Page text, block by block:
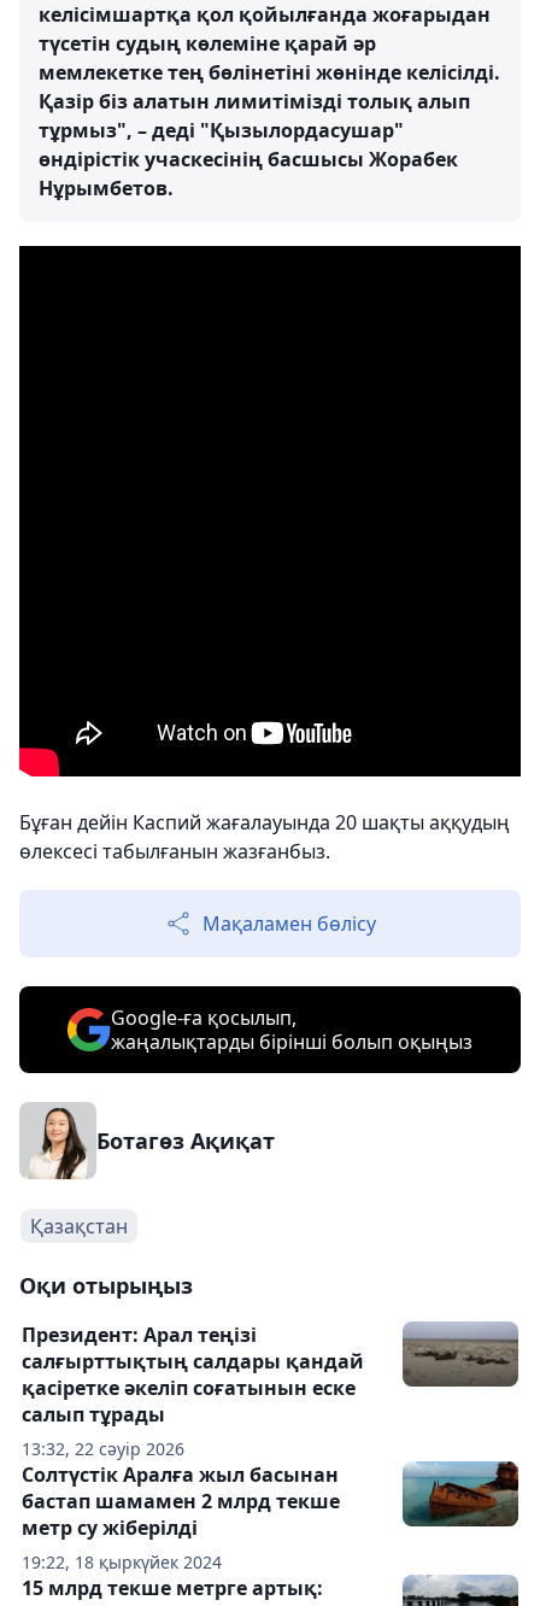
келісімшартқа қол қойылғанда жоғарыдан
түсетін судың көлеміне қарай әр
мемлекетке тең бөлінетіні жөнінде келісілді.
Қазір біз алатын лимитімізді толық алып
тұрмыз", – деді "Қызылордасушар"
өндірістік учаскесінің басшысы Жорабек
Нұрымбетов.
Бұған дейін Каспий жағалауында 20 шақты аққудың
өлексесі табылғанын жазғанбыз.
Мақаламен бөлісу
Google-ға қосылып,
жаңалықтарды бірінші болып оқыңыз
Ботагөз Ақиқат
Қазақстан
Оқи отырыңыз
13:32, 22 сәуір 2026
Президент: Арал теңізі
салғырттықтың салдары қандай
қасіретке әкеліп соғатынын еске
салып тұрады
19:22, 18 қыркүйек 2024
Солтүстік Аралға жыл басынан
бастап шамамен 2 млрд текше
метр су жіберілді
15 млрд текше метрге артық: